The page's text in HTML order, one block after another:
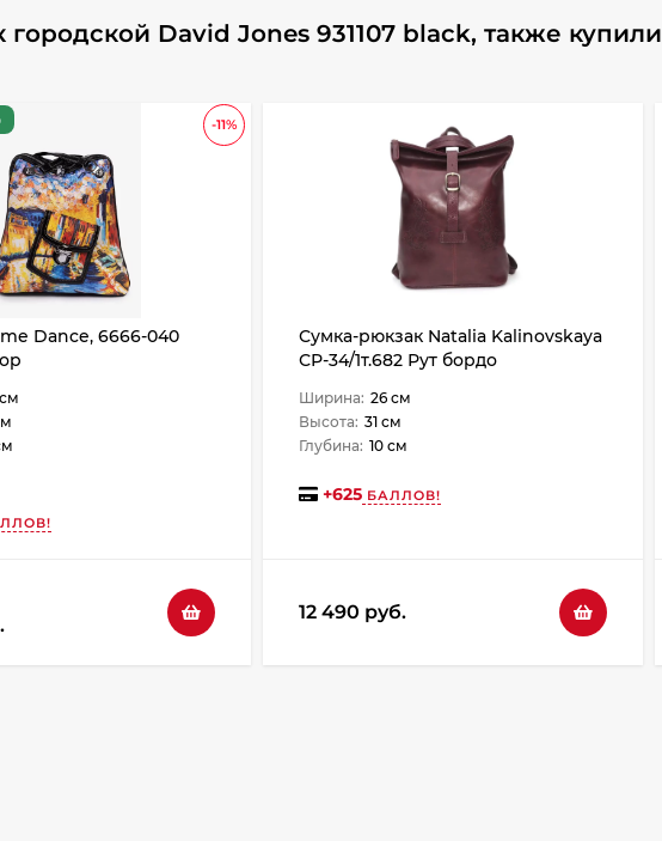
David Jones 931107 black, также купили
-11%
Dance, 6666-040
Сумка-рюкзак Natalia Kalinovskaya
СР-34/1т.682 Рут бордо
Ширина: 26 см
Высота: 31 см
Глубина: 10 см
+625БАЛЛОВ!
12 490 руб.